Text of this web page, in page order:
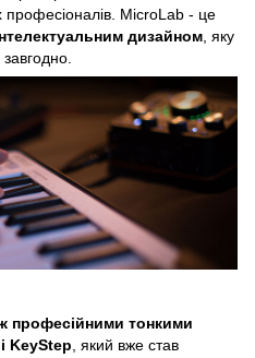
професіоналів. MicroLab - це
дизайном , яку
професійними тонкими
KeyStep , який вже став